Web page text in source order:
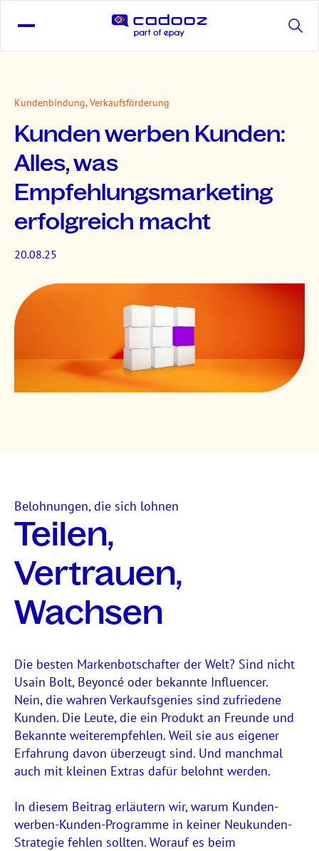
Kundenbindung, Verkaufsförderung
Kunden werben Kunden:
Alles, was
Empfehlungsmarketing
erfolgreich macht
20.08.25
Belohnungen, die sich lohnen
Teilen,
Vertrauen,
Wachsen
Die besten Markenbotschafter der Welt? Sind nicht
Usain Bolt, Beyoncé oder bekannte Influencer.
Nein, die wahren Verkaufsgenies sind zufriedene
Kunden. Die Leute, die ein Produkt an Freunde und
Bekannte weiterempfehlen. Weil sie aus eigener
Erfahrung davon überzeugt sind. Und manchmal
auch mit kleinen Extras dafür belohnt werden.
In diesem Beitrag erläutern wir, warum Kunden-
werben-Kunden-Programme in keiner Neukunden-
Strategie fehlen sollten. Worauf es beim